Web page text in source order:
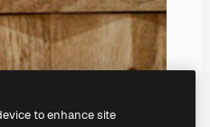
to enhance site